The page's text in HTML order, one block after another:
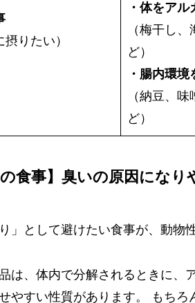
摂りたい）
・体をア
（梅干し
ど）
・腸内環
（納豆、
ど）
の食事】臭いの原因になり
」として避けたい食事が、動物
は、体内で分解されるときに、
やすい性質があります。 もち